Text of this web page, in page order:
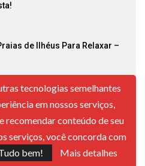
de Ilhéus Para Relaxar –
em Serra Negra – SP: 7
Mais Bonitas da Europa;
tecnologias semelhantes
em nossos serviços,
recomendar conteúdo de seu
serviços, você concorda com
bem! Mais detalhes